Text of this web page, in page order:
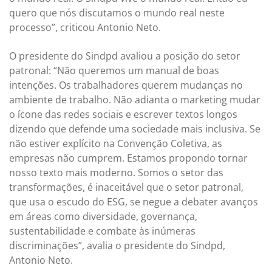
quero que nós discutamos o mundo real neste
processo”, criticou Antonio Neto.
O presidente do Sindpd avaliou a posição do setor
patronal: “Não queremos um manual de boas
intenções. Os trabalhadores querem mudanças no
ambiente de trabalho. Não adianta o marketing mudar
o ícone das redes sociais e escrever textos longos
dizendo que defende uma sociedade mais inclusiva. Se
não estiver explícito na Convenção Coletiva, as
empresas não cumprem. Estamos propondo tornar
nosso texto mais moderno. Somos o setor das
transformações, é inaceitável que o setor patronal,
que usa o escudo do ESG, se negue a debater avanços
em áreas como diversidade, governança,
sustentabilidade e combate às inúmeras
discriminações”, avalia o presidente do Sindpd,
Antonio Neto.